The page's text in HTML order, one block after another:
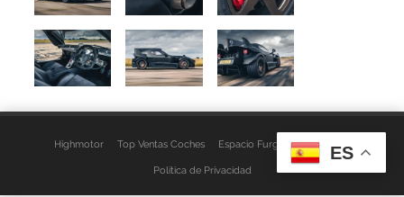
Highmotor Top Ventas Coches Espacio Furgo Aviso Legal
Política de Privacidad
ES